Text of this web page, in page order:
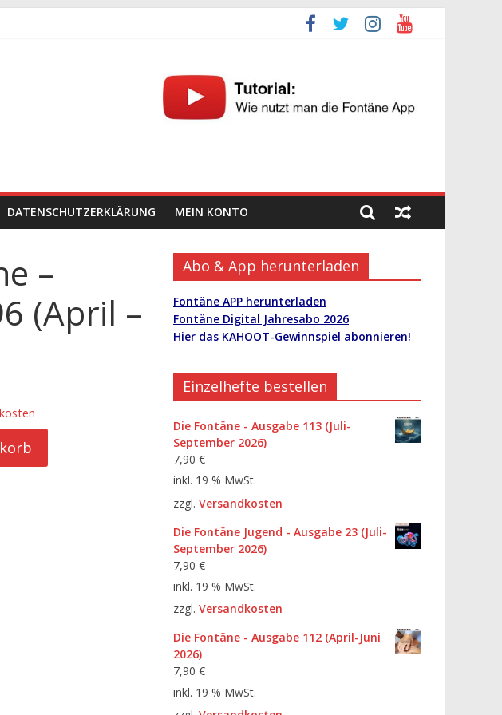
DATENSCHUTZERKLÄRUNG MEIN KONTO
–
(April –
Abo & App herunterladen
Fontäne APP herunterladen
Fontäne Digital Jahresabo 2026
Hier das KAHOOT-Gewinnspiel abonnieren!
Einzelhefte bestellen
Die Fontäne - Ausgabe 113 (Juli-
September 2026)
7,90 €
inkl. 19 % MwSt.
zzgl. Versandkosten
Die Fontäne Jugend - Ausgabe 23 (Juli-
September 2026)
7,90 €
inkl. 19 % MwSt.
zzgl. Versandkosten
Die Fontäne - Ausgabe 112 (April-Juni
2026)
7,90 €
inkl. 19 % MwSt.